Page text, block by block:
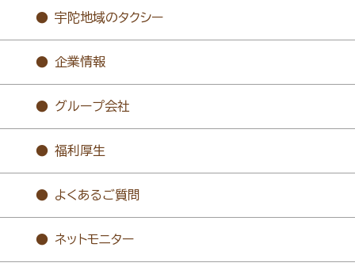
宇陀地域のタクシー
企業情報
グループ会社
福利厚生
よくあるご質問
ネットモニター